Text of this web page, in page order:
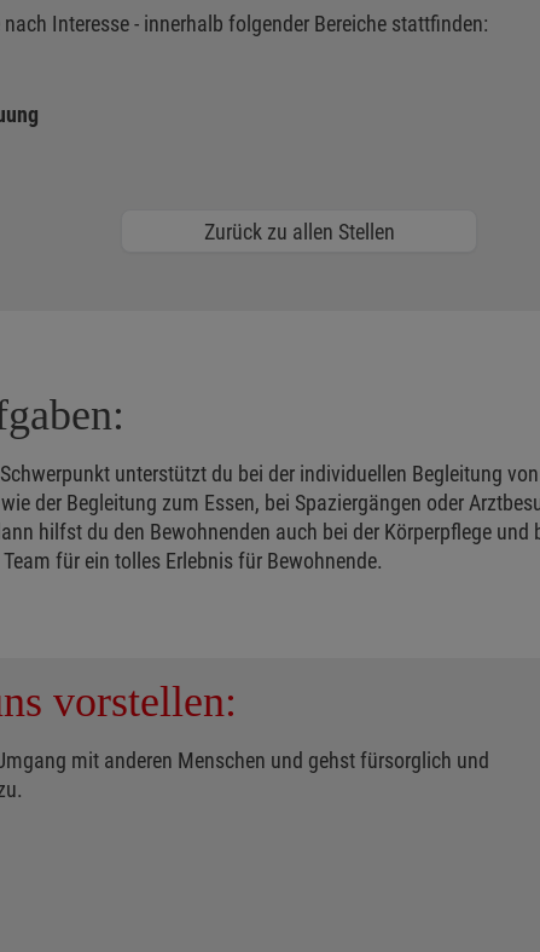
nach Interesse - innerhalb folgender Bereiche stattfinden:
Zurück zu allen Stellen
unterstützt du bei der individuellen Begleitung
der Begleitung zum Essen, bei Spaziergängen oder
hilfst du den Bewohnenden auch bei der Körperpflege
für ein tolles Erlebnis für Bewohnende.
vorstellen:
mit anderen Menschen und gehst fürsorglich und